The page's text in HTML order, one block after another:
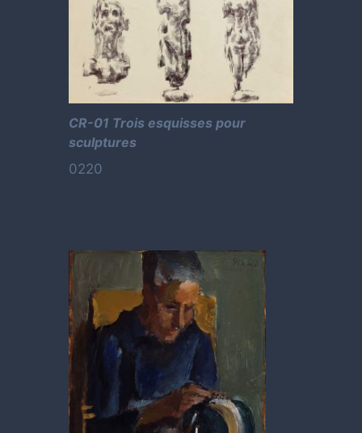
CR-01 Trois esquisses pour
sculptures
0220